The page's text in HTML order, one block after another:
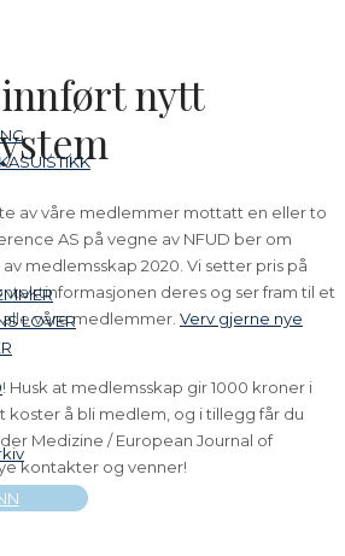
LOVER
nytt
av våre medlemmer mottatt en eller to
AS på vegne av NFUD ber om
medlemsskap 2020. Vi setter pris på
deres og ser fram til et
våre medlemmer. Verv gjerne nye
! Husk at medlemsskap gir 1000 kroner i
koster å bli medlem, og i tillegg får du
Medizine / European Journal of
kontakter og venner!